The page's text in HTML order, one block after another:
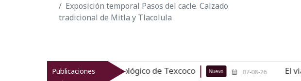
Exposición temporal Pasos del cacle. Calzado
tradicional de Mitla y Tlacolula
Publicaciones
el patrimonio arqueológico de Texcoco Nuevo 07-08-26 El viaje del